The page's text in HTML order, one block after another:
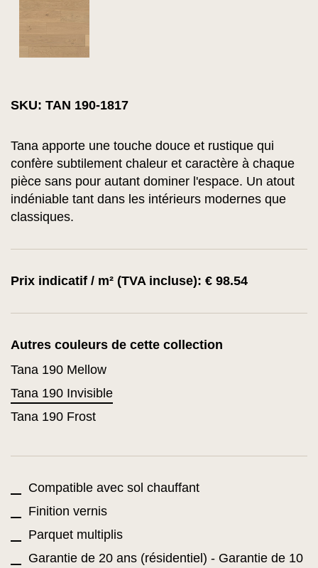
SKU: TAN 190-1817
Tana apporte une touche douce et rustique qui
confère subtilement chaleur et caractère à chaque
pièce sans pour autant dominer l'espace. Un atout
indéniable tant dans les intérieurs modernes que
classiques.
Prix indicatif / m² (TVA incluse): € 98.54
Autres couleurs de cette collection
Tana 190 Mellow
Tana 190 Invisible
Tana 190 Frost
Compatible avec sol chauffant
Finition vernis
Parquet multiplis
Garantie de 20 ans (résidentiel) - Garantie de 10